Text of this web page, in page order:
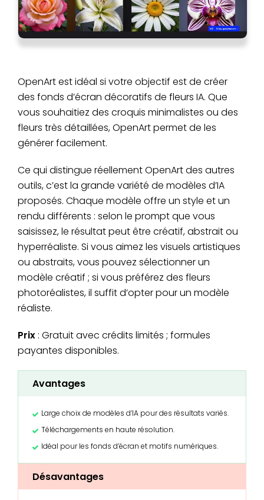
OpenArt est idéal si votre objectif est de créer
des fonds d’écran décoratifs de fleurs IA. Que
vous souhaitiez des croquis minimalistes ou des
fleurs très détaillées, OpenArt permet de les
générer facilement.
Ce qui distingue réellement OpenArt des autres
outils, c’est la grande variété de modèles d’IA
proposés. Chaque modèle offre un style et un
rendu différents : selon le prompt que vous
saisissez, le résultat peut être créatif, abstrait ou
hyperréaliste. Si vous aimez les visuels artistiques
ou abstraits, vous pouvez sélectionner un
modèle créatif ; si vous préférez des fleurs
photoréalistes, il suffit d’opter pour un modèle
réaliste.
Prix : Gratuit avec crédits limités ; formules
payantes disponibles.
Avantages
Large choix de modèles d’IA pour des résultats variés.
Téléchargements en haute résolution.
Idéal pour les fonds d’écran et motifs numériques.
Désavantages